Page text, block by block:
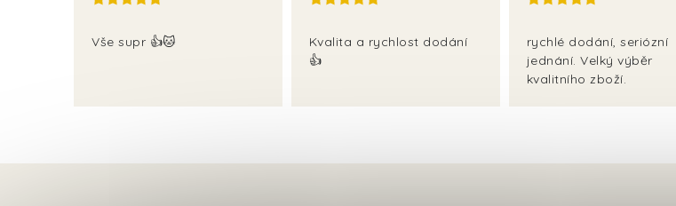
Vše supr 👍🐱
Kvalita a rychlost dodání
👍
rychlé dodání, seriózní
jednání. Velký výběr
kvalitního zboží.